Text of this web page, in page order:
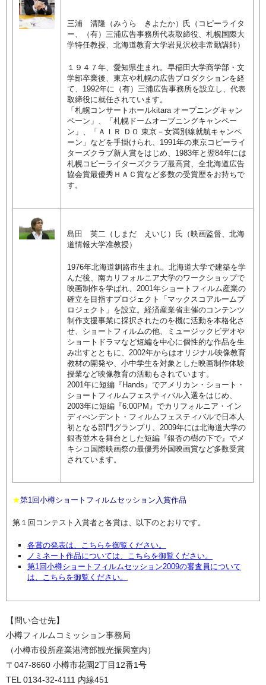
三浦 清隆（みうら きよたか）氏 （コピーライタ
ー、（有）三浦広告事務所代表取締役、札幌国際大
学特任教授、北海道教育大学岩見沢校非常勤講師）
１９４７年、愛知県生まれ。早稲田大学商学部・文
学部卒業後、東京や札幌の広告プロダクションを経
て、1992年に（有）三浦広告事務所を設立し、代表
取締役に就任されています。
「札幌コンサートホールkitara オープニングキャン
ペーン」、「札幌ドームオープニングキャンペー
ン」、「ＡＩＲ ＤＯ 東京－女満別線就航キャンペ
ーン」などを手掛けられ、1991年の東京コピーライ
ターズクラブ新人賞をはじめ、1983年と翌84年には
札幌コピーライターズクラブ最高賞、全北海道広告
協会賞最優秀ＨＡＣ賞など多数の受賞歴をお持ちで
す。
島田 英二（しまだ えいじ）氏 （映画監督、北海
道情報大学准教授）
1976年北海道釧路市生まれ。北海道大学で建築を学
んだ後、南カリフォルニア大学のワークショップで
映画制作を学ばれ、2001年ショートフィルム産業の
確立を目指すプロジェクト「マックスコアルームプ
ロジェクト」を設立。経済産業省主催のコンテンツ
制作支援事業に採択されたのを機に活動を本格化さ
せ、ショートフィルムの他、ミュージックビデオや
ショートドラマなど短編を中心に個性的な作品を生
み出すとともに、2002年からはオリジナル映像教育
教材の開発や、小中学生を対象とした映画制作体験
授業など映像教育の活動もされています。
2001年に短編『Hands』でアメリカン・ショート・
ショートフィルムフェスティバル入選をはじめ、
2003年に短編『6:00PM』でカリフォルニア・イン
ディぺンデント・フィルムフェスティバルで日本人
初となる部門グランプリ、2009年には北海道大学の
銀杏並木を舞台とした短編『銀杏の樹の下で』でメ
キシコ国際映画祭の最優秀外国映画賞など多数受賞
されています。
★第1回小樽ショートフィルムセッション入賞作品
第１回コンテスト入賞者と各賞は、以下のとおりです。
各賞の発表は、こちらを御覧ください。
ノミネート作品については、こちらを御覧ください。
第1回小樽ショートフィルムセッション2009の審査員について
は、こちらを御覧ください。
【問い合せ先】
小樽フィルムコミッション事務局
（小樽市役所産業港湾部観光振興室内）
〒047-8660 小樽市花園2丁目12番1号
TEL 0134-32-4111 内線451